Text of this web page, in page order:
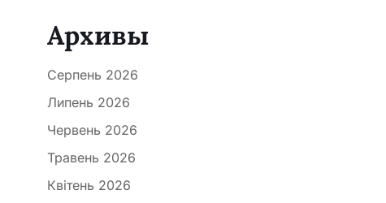
Архивы
Серпень 2026
Липень 2026
Червень 2026
Травень 2026
Квітень 2026